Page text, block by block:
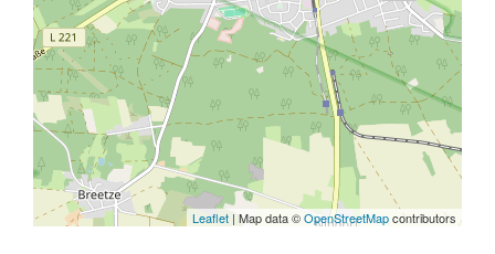
Leaflet | Map data ©OpenStreetMapcontributors